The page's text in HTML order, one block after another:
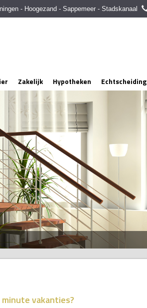
- Hoogezand - Sappemeer - Stadskanaal
Zakelijk Hypotheken Echtscheiding
vakanties?